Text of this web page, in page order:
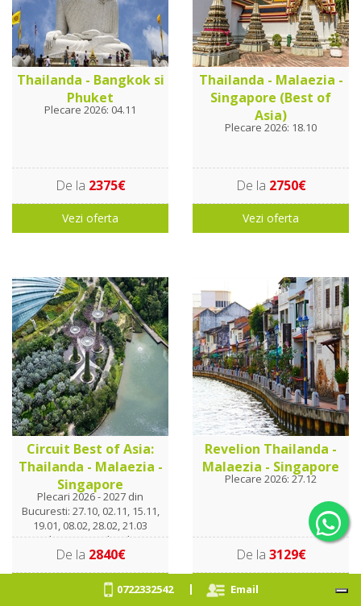
Thailanda - Bangkok si
Phuket
Plecare 2026: 04.11
De la 2375€
Vezi oferta
Thailanda - Malaezia -
Singapore (Best of
Asia)
Plecare 2026: 18.10
De la 2750€
Vezi oferta
Circuit Best of Asia:
Thailanda - Malaezia -
Singapore
Plecari 2026 - 2027 din
Bucuresti: 27.10, 02.11, 15.11,
19.01, 08.02, 28.02, 21.03
Plecari 2027 din Cluj
Napoca: 19.01, 8.02, 28.02,
21.03 Plecari 2027 din
Timisoara: 28.02, 21.03
De la 2840€
Vezi oferta
Revelion Thailanda -
Malaezia - Singapore
Plecare 2026: 27.12
De la 3129€
Vezi oferta
0722332542| Email